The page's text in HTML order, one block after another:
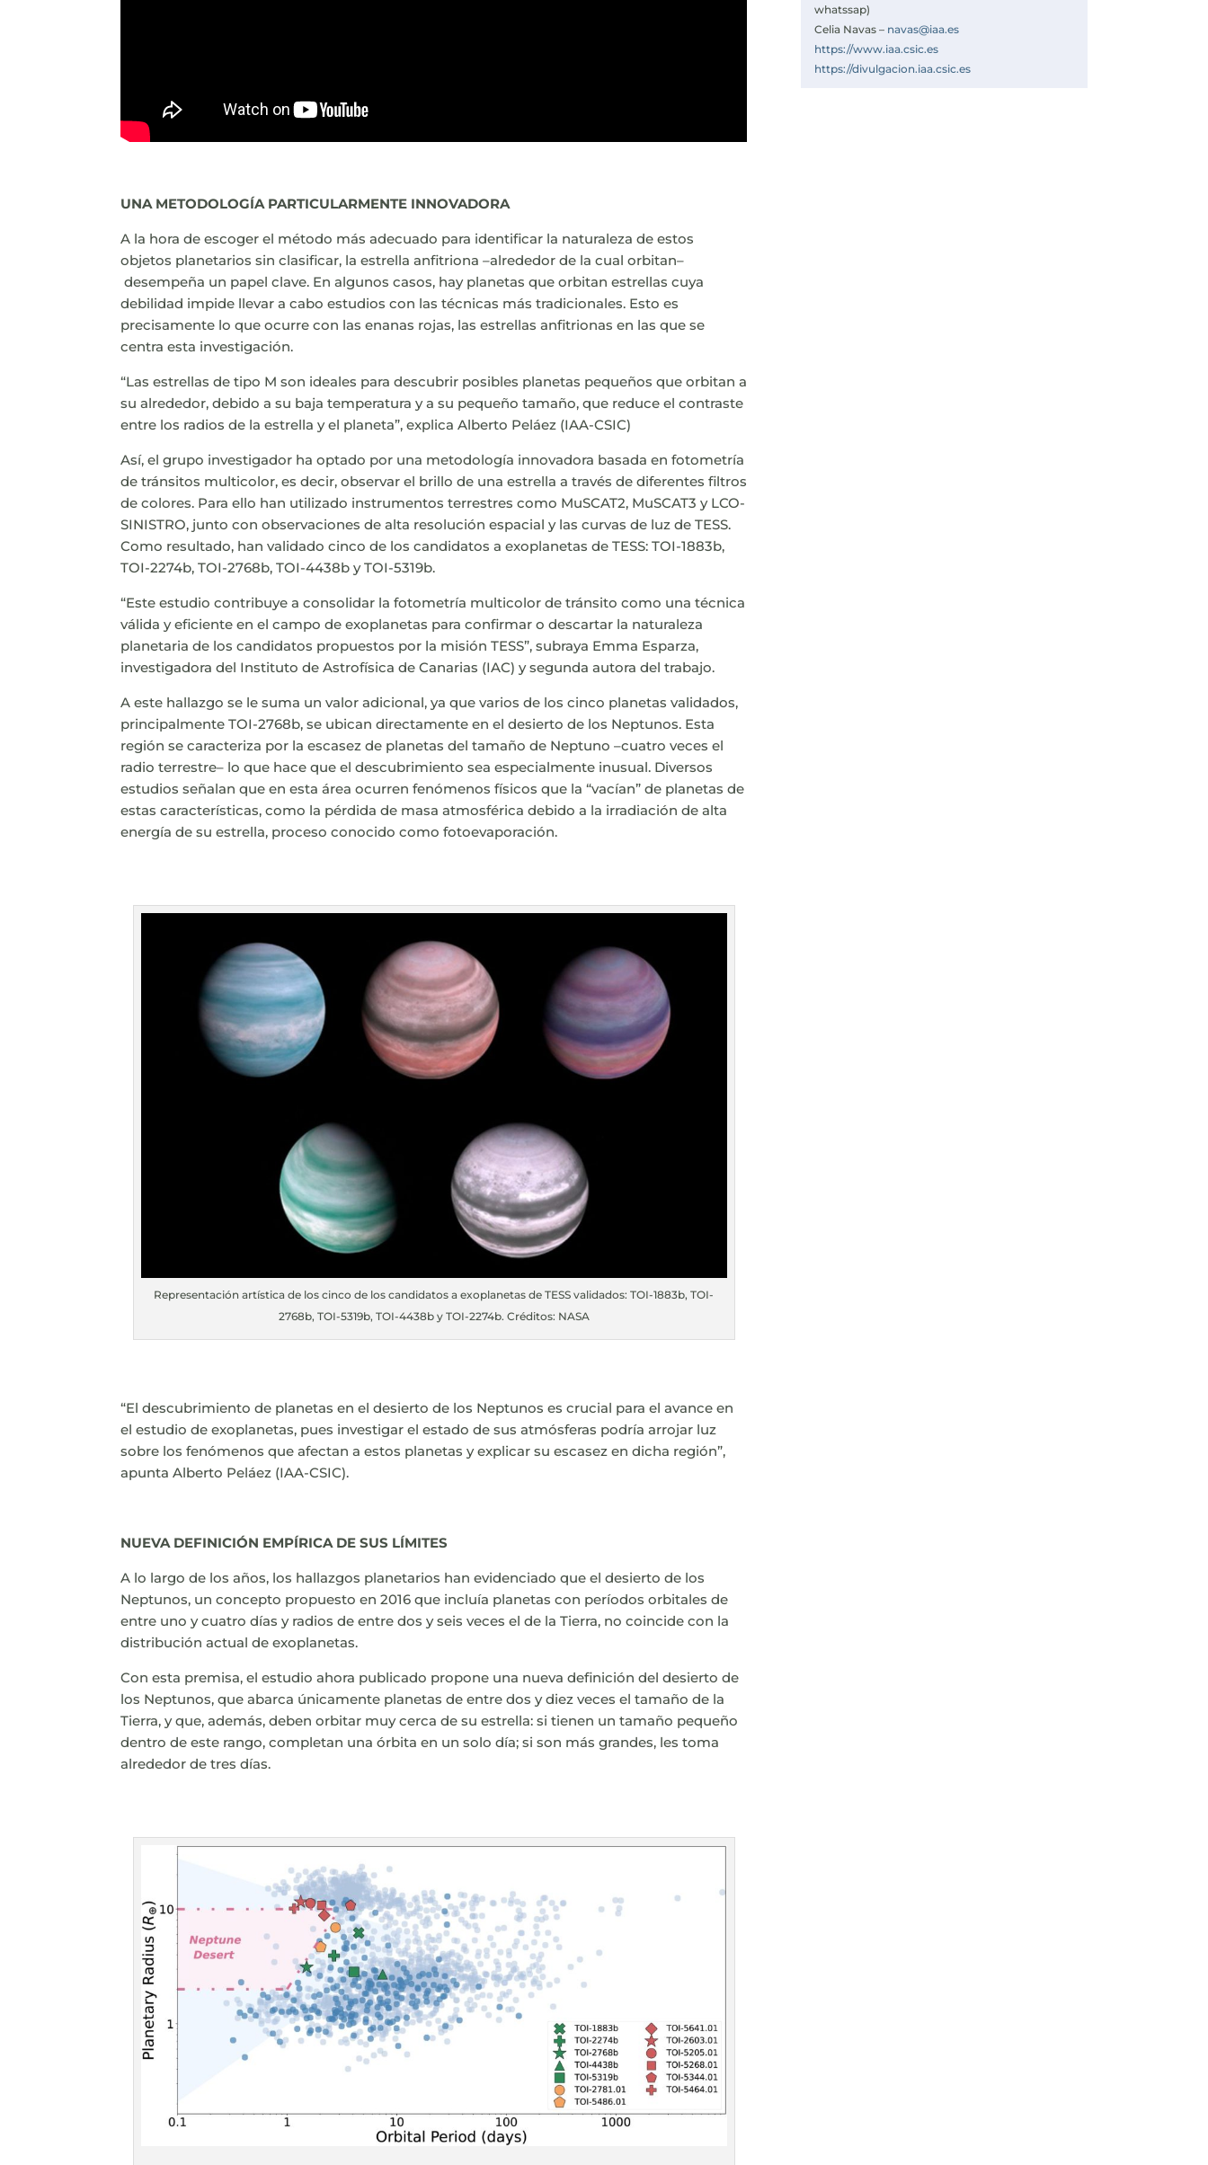
UNA METODOLOGÍA PARTICULARMENTE INNOVADORA
A la hora de escoger el método más adecuado para identificar la naturaleza de estos
objetos planetarios sin clasificar, la estrella anfitriona–alrededor de la cual orbitan–
desempeña un papel clave. En algunos casos, hay planetas que orbitan estrellas cuya
debilidad impide llevar a cabo estudios con las técnicas más tradicionales. Esto es
precisamente lo que ocurre con las enanas rojas, las estrellas anfitrionas en las que se
centra esta investigación.
“Las estrellas de tipo M son ideales para descubrir posibles planetas pequeños que orbitan a
su alrededor, debido a su baja temperatura y a su pequeño tamaño, que reduce el contraste
entre los radios de la estrella y el planeta”, explica Alberto Peláez (IAA-CSIC)
Así, el grupo investigador ha optado por una metodología innovadora basada en fotometría
de tránsitos multicolor, es decir, observar el brillo de una estrella a través de diferentes filtros
de colores. Para ello han utilizado instrumentos terrestres como MuSCAT2, MuSCAT3 y LCO-
SINISTRO, junto con observaciones de alta resolución espacial y las curvas de luz de TESS.
Como resultado, han validado cinco de los candidatos a exoplanetas de TESS: TOI-1883b,
TOI-2274b, TOI-2768b, TOI-4438b y TOI-5319b.
“Este estudio contribuye a consolidar la fotometría multicolor de tránsito como una técnica
válida y eficiente en el campo de exoplanetas para confirmar o descartar la naturaleza
planetaria de los candidatos propuestos por la misión TESS”, subraya Emma Esparza,
investigadora del Instituto de Astrofísica de Canarias (IAC) y segunda autora del trabajo.
A este hallazgo se le suma un valor adicional, ya que varios de los cinco planetas validados,
principalmente TOI-2768b, se ubican directamente en el desierto de los Neptunos. Esta
región se caracteriza por la escasez de planetas del tamaño de Neptuno –cuatro veces el
radio terrestre– lo que hace que el descubrimiento sea especialmente inusual. Diversos
estudios señalan que en esta área ocurren fenómenos físicos que la “vacían” de planetas de
estas características, como la pérdida de masa atmosférica debido a la irradiación de alta
energía de su estrella, proceso conocido como fotoevaporación.
Representación artística de los cinco de los candidatos a exoplanetas de TESS validados: TOI-1883b, TOI-
2768b, TOI-5319b, TOI-4438b y TOI-2274b. Créditos: NASA
“El descubrimiento de planetas en el desierto de los Neptunos es crucial para el avance en
el estudio de exoplanetas, pues investigar el estado de sus atmósferas podría arrojar luz
sobre los fenómenos que afectan a estos planetas y explicar su escasez en dicha región”,
apunta Alberto Peláez (IAA-CSIC).
NUEVA DEFINICIÓN EMPÍRICA DE SUS LÍMITES
A lo largo de los años, los hallazgos planetarios han evidenciado que el desierto de los
Neptunos, un concepto propuesto en 2016 que incluía planetas con períodos orbitales de
entre uno y cuatro días y radios de entre dos y seis veces el de la Tierra, no coincide con la
distribución actual de exoplanetas.
Con esta premisa, el estudio ahora publicado propone una nueva definición del desierto de
los Neptunos, que abarca únicamente planetas de entre dos y diez veces el tamaño de la
Tierra, y que, además, deben orbitar muy cerca de su estrella: si tienen un tamaño pequeño
dentro de este rango, completan una órbita en un solo día; si son más grandes, les toma
alrededor de tres días.
whatssap)
Celia Navas – navas@iaa.es
https://www.iaa.csic.es
https://divulgacion.iaa.csic.es